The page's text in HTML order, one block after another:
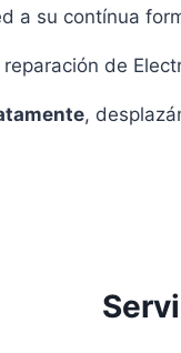
a su contínua
de
,